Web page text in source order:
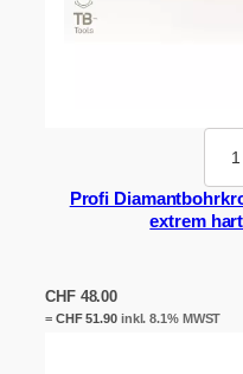
Profi
extrem
CHF48.00
= CHF51.90inkl. 8.1% MWST